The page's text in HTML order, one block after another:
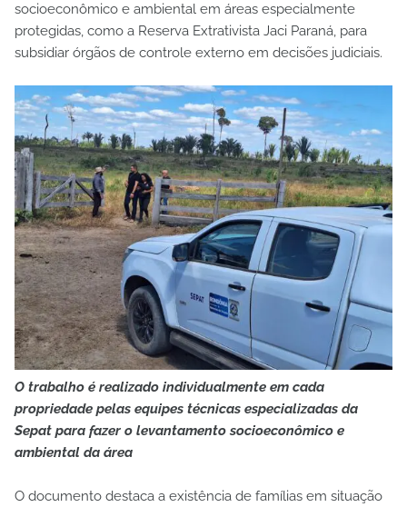
socioeconômico e ambiental em áreas especialmente
protegidas, como a Reserva Extrativista Jaci Paraná, para
subsidiar órgãos de controle externo em decisões judiciais.
O trabalho é realizado individualmente em cada
propriedade pelas equipes técnicas especializadas da
Sepat para fazer o levantamento socioeconômico e
ambiental da área
O documento destaca a existência de famílias em situação